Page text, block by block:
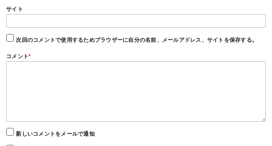
サイト
次回のコメントで使用するためブラウザーに自分の名前、メールアドレス、サイトを保存する。
コメント*
新しいコメントをメールで通知